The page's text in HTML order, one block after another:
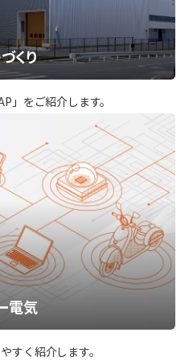
くり
」をご紹介します。
電気
すく紹介します。